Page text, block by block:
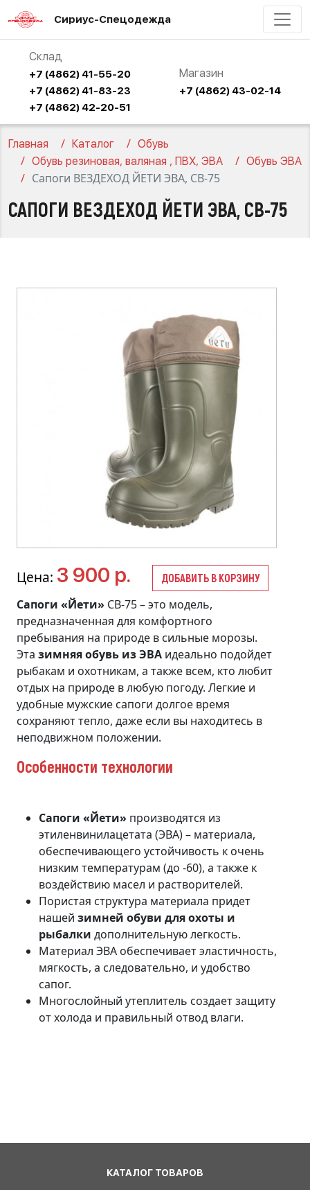
Сириус-Спецодежда
Склад
+7 (4862) 41-55-20
+7 (4862) 41-83-23
+7 (4862) 42-20-51
Магазин
+7 (4862) 43-02-14
Главная Каталог
Обувь
Обувь резиновая, валяная , ПВХ, ЭВА
Обувь ЭВА
Сапоги ВЕЗДЕХОД ЙЕТИ ЭВА, СВ-75
САПОГИ ВЕЗДЕХОД ЙЕТИ ЭВА, СВ-75
Цена: 3 900 р. ДОБАВИТЬ В КОРЗИНУ
Сапоги «Йети» СВ-75 – это модель,
предназначенная для комфортного
пребывания на природе в сильные морозы.
Эта зимняя обувь из ЭВА идеально подойдет
рыбакам и охотникам, а также всем, кто любит
отдых на природе в любую погоду. Легкие и
удобные мужские сапоги долгое время
сохраняют тепло, даже если вы находитесь в
неподвижном положении.
Особенности технологии
Сапоги «Йети» производятся из
этиленвинилацетата (ЭВА) – материала,
обеспечивающего устойчивость к очень
низким температурам (до -60), а также к
воздействию масел и растворителей.
Пористая структура материала придет
нашей зимней обуви для охоты и
рыбалки дополнительную легкость.
Материал ЭВА обеспечивает эластичность,
мягкость, а следовательно, и удобство
сапог.
Многослойный утеплитель создает защиту
от холода и правильный отвод влаги.
КАТАЛОГ ТОВАРОВ